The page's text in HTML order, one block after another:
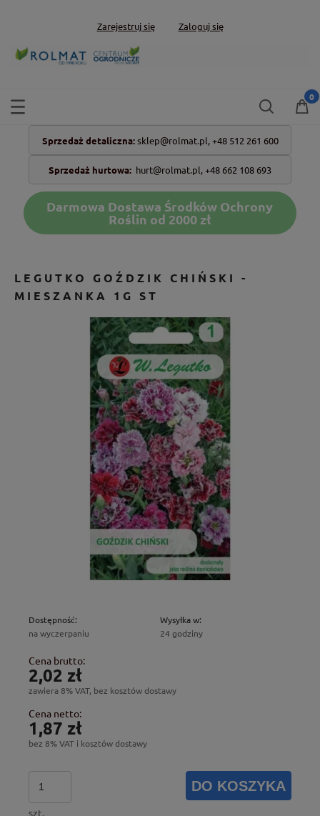
Zarejestruj się Zaloguj się
Sprzedaż detaliczna: sklep@rolmat.pl, +48 512 261 600
Sprzedaż hurtowa: hurt@rolmat.pl,+48 662 108 693
Darmowa Dostawa Środków Ochrony
Roślin od 2000 zł
LEGUTKO GOŹDZIK CHIŃSKI -
MIESZANKA 1G ST
Dostępność:
na wyczerpaniu
Wysyłka w:
24 godziny
Cena brutto:
2,02 zł
zawiera 8% VAT, bez kosztów dostawy
Cena netto:
1,87 zł
bez 8% VAT i kosztów dostawy
szt.
DO KOSZYKA